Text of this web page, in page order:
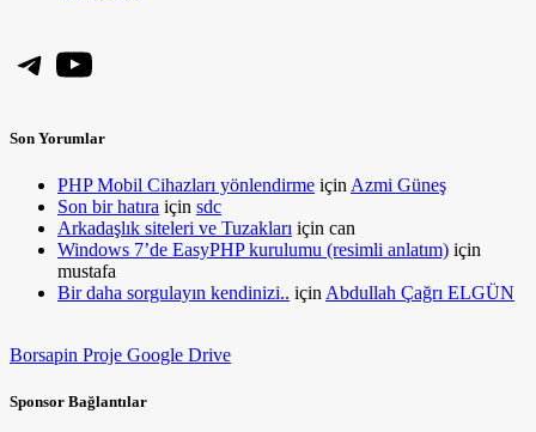
Telegram
YouTube
Son Yorumlar
PHP Mobil Cihazları yönlendirme için Azmi Güneş
Son bir hatıra için sdc
Arkadaşlık siteleri ve Tuzakları için can
Windows 7’de EasyPHP kurulumu (resimli anlatım) için
mustafa
Bir daha sorgulayın kendinizi.. için Abdullah Çağrı ELGÜN
Borsapin Proje Google Drive
Sponsor Bağlantılar